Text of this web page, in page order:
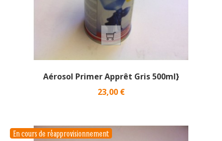
Aérosol Primer Apprêt Gris 500ml}
Prix
23,00 €
En cours de réapprovisionnement